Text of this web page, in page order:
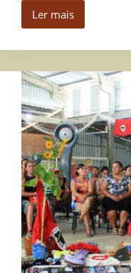
violência
contra
índios
no
MS”
Ler mais
Comissão
Direitos
alerta
sobre
violência
contra
índios
no
MS